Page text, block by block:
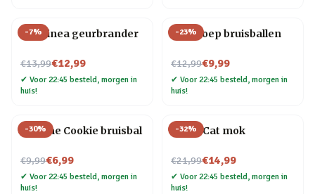
-7%
Chiminea geurbrander
€13,99
Nu voor€12,99
✔ Voor 22:45 besteld, morgen in
huis!
-23%
Dinopoep bruisballen
€12,99
Nu voor€9,99
✔ Voor 22:45 besteld, morgen in
huis!
-30%
Fortune Cookie bruisbal
€9,99
Nu voor€6,99
✔ Voor 22:45 besteld, morgen in
huis!
-32%
Crazy Cat mok
€21,99
Nu voor€14,99
✔ Voor 22:45 besteld, morgen in
huis!